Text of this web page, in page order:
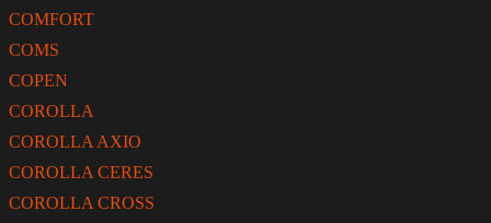
COMFORT
COMS
COPEN
COROLLA
COROLLA AXIO
COROLLA CERES
COROLLA CROSS